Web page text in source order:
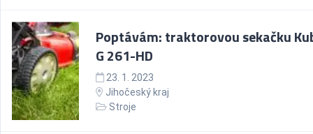
Poptávám: traktorovou sekačku
G 261-HD
23. 1. 2023
Jihočeský kraj
Stroje